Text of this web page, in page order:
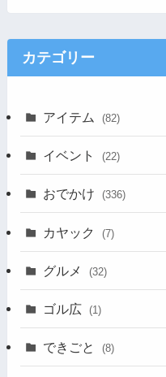
カテゴリー
アイテム (82)
イベント (22)
おでかけ (336)
カヤック (7)
グルメ (32)
ゴル広 (1)
できごと (8)